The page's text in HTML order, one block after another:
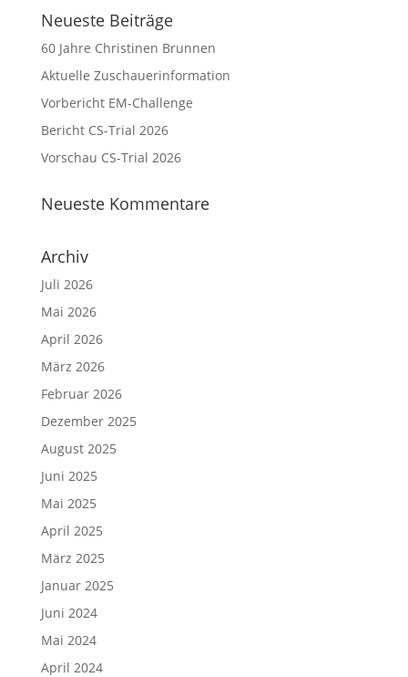
Neueste Beiträge
60 Jahre Christinen Brunnen
Aktuelle Zuschauerinformation
Vorbericht EM-Challenge
Bericht CS-Trial 2026
Vorschau CS-Trial 2026
Neueste Kommentare
Archiv
Juli 2026
Mai 2026
April 2026
März 2026
Februar 2026
Dezember 2025
August 2025
Juni 2025
Mai 2025
April 2025
März 2025
Januar 2025
Juni 2024
Mai 2024
April 2024